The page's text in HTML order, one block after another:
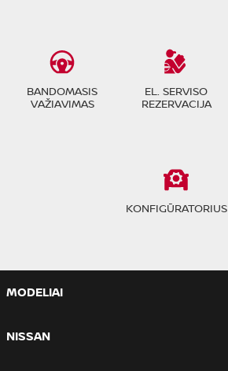
BANDOMASIS
VAŽIAVIMAS
EL. SERVISO
REZERVACIJA
KONFIGŪRATORIUS
MODELIAI
NISSAN